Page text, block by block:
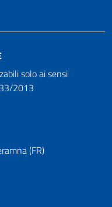
solo ai sensi
2013
(FR)